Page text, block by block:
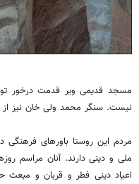
مسجد قدیمی ویر قدمت درخور
نیست. سنگر محمد ولی خان نیز
مردم این روستا باورهای
ملی و دینی دارند. آنان مراسم
اعیاد دینی فطر و قربان و